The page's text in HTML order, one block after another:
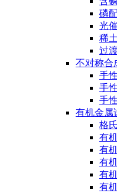
磷
光
稀
过
不对称合
手
手
手
有机金属
格
有
有
有
有
有